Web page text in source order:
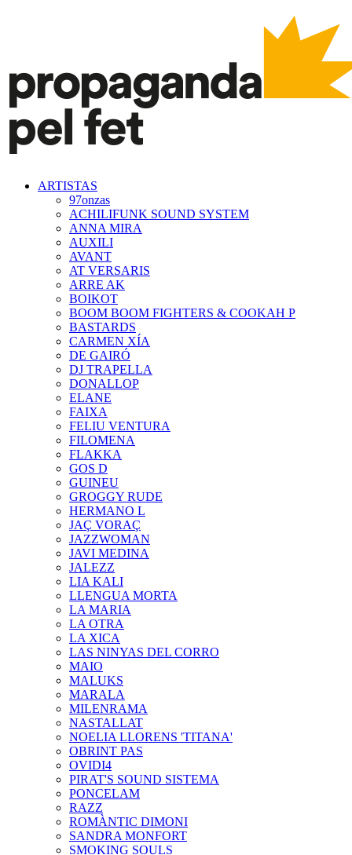
ARTISTAS
97onzas
ACHILIFUNK SOUND SYSTEM
ANNA MIRA
AUXILI
AVANT
AT VERSARIS
ARRE AK
BOIKOT
BOOM BOOM FIGHTERS & COOKAH P
BASTARDS
CARMEN XÍA
DE GAIRÓ
DJ TRAPELLA
DONALLOP
ELANE
FAIXA
FELIU VENTURA
FILOMENA
FLAKKA
GOS D
GUINEU
GROGGY RUDE
HERMANO L
JAÇ VORAÇ
JAZZWOMAN
JAVI MEDINA
JALEZZ
LIA KALI
LLENGUA MORTA
LA MARIA
LA OTRA
LA XICA
LAS NINYAS DEL CORRO
MAIO
MALUKS
MARALA
MILENRAMA
NASTALLAT
NOELIA LLORENS 'TITANA'
OBRINT PAS
OVIDI4
PIRAT'S SOUND SISTEMA
PONCELAM
RAZZ
ROMÀNTIC DIMONI
SANDRA MONFORT
SMOKING SOULS